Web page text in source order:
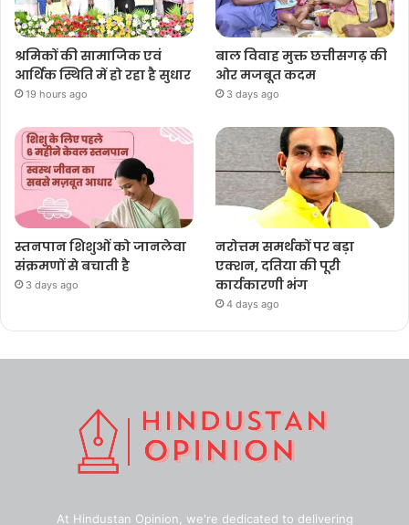
श्रमिकों की सामाजिक एवं
आर्थिक स्थिति में हो रहा है सुधार
19 hours ago
बाल विवाह मुक्त छत्तीसगढ़ की
ओर मजबूत कदम
3 days ago
स्तनपान शिशुओं को जानलेवा
संक्रमणों से बचाती है
3 days ago
नरोत्तम समर्थकों पर बड़ा
एक्शन, दतिया की पूरी
कार्यकारणी भंग
4 days ago
At Hindustan Opinion, we're dedicated to delivering